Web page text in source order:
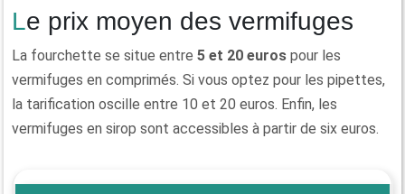
Le prix moyen des vermifuges
La fourchette se situe entre 5 et 20 euros pour les
vermifuges en comprimés. Si vous optez pour les pipettes,
la tarification oscille entre 10 et 20 euros. Enfin, les
vermifuges en sirop sont accessibles à partir de six euros.